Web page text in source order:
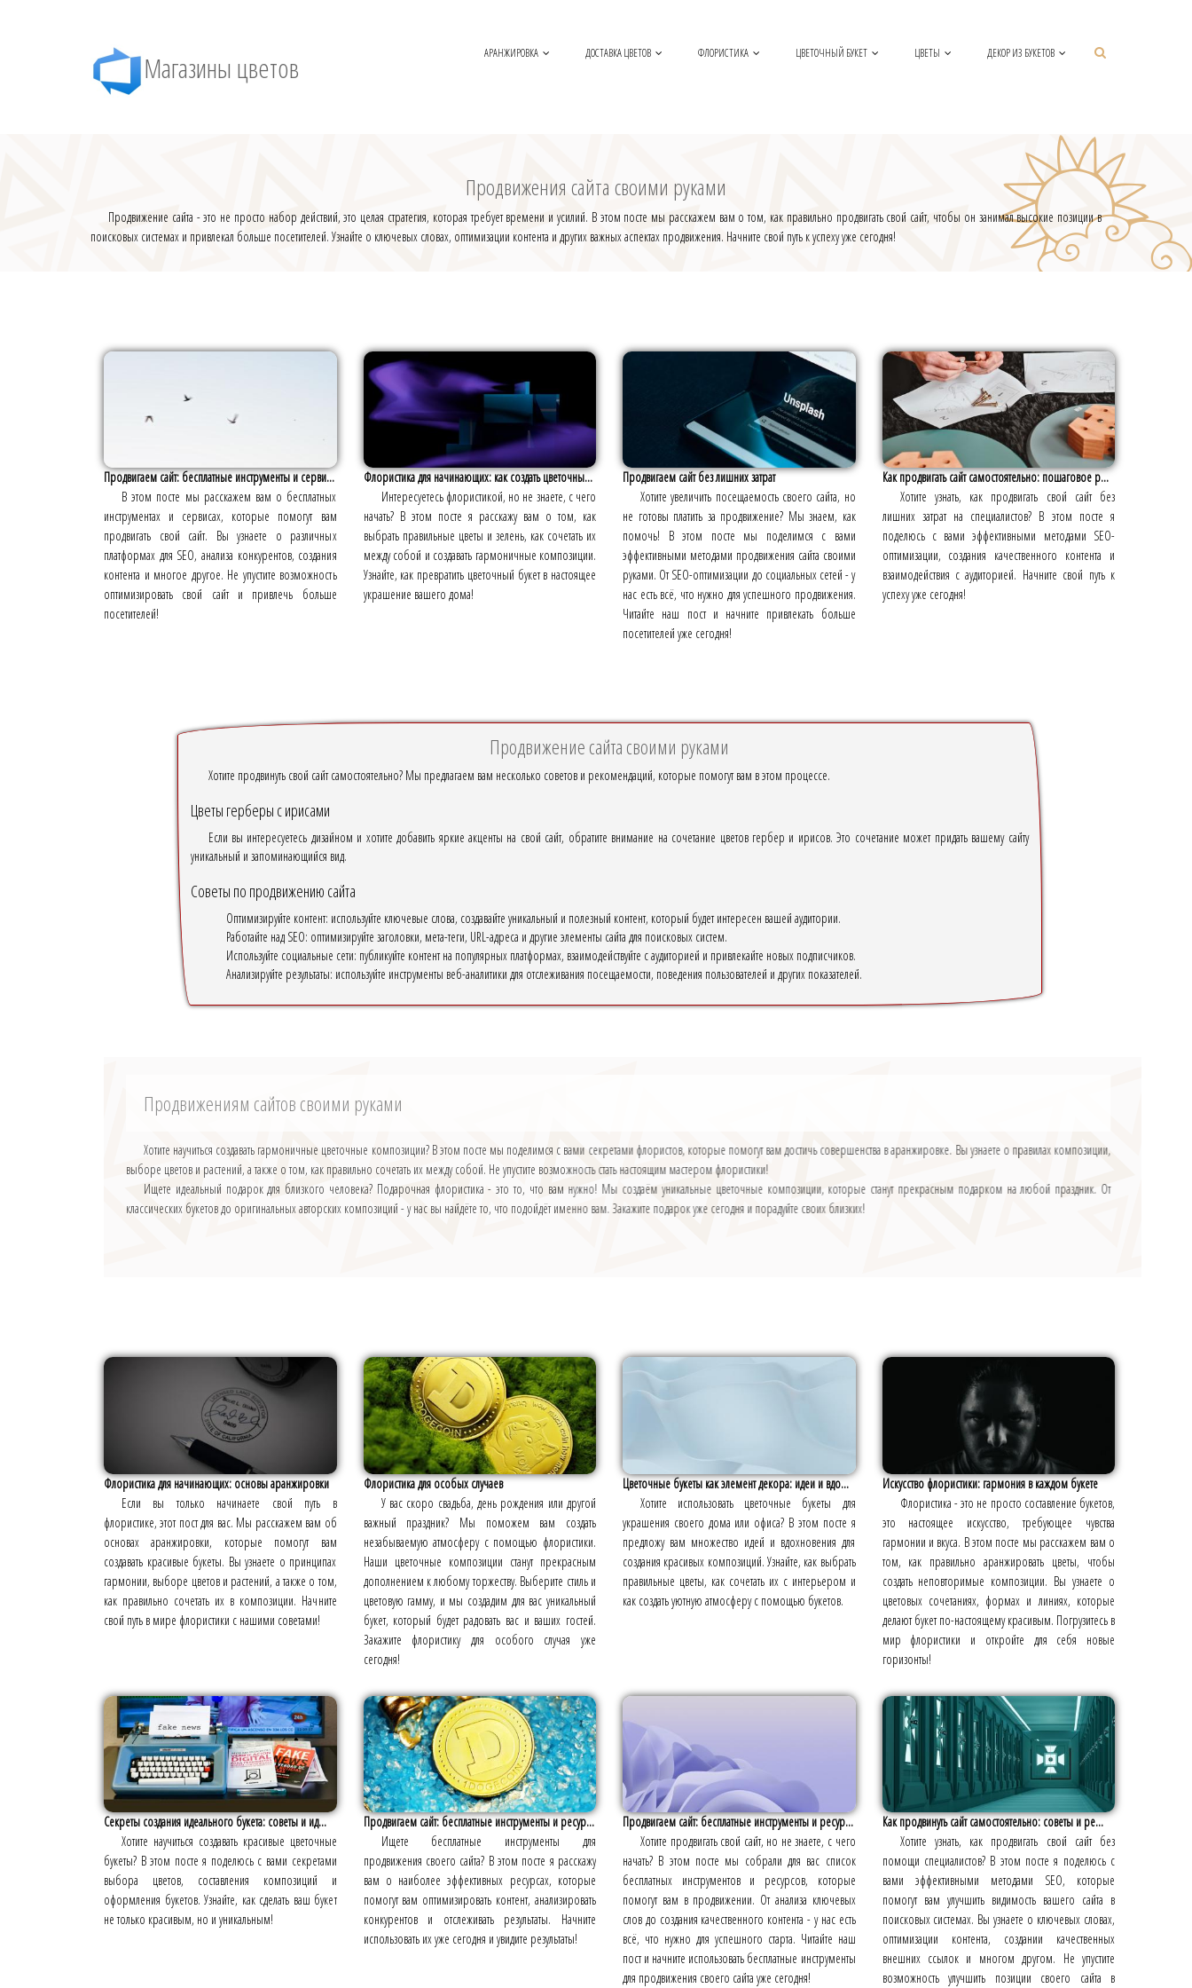
Магазины цветов АРАНЖИРОВКА ДОСТАВКА ЦВЕТОВ ФЛОРИСТИКА ЦВЕТОЧНЫЙ БУКЕТ ЦВЕТЫ ДЕКОР ИЗ БУКЕТОВ
Продвижения сайта своими руками
Продвижение сайта - это не просто набор действий, это целая стратегия, которая требует времени и усилий. В этом посте мы расскажем вам о том, как правильно продвигать свой сайт, чтобы он занимал высокие позиции в
поисковых системах и привлекал больше посетителей. Узнайте о ключевых словах, оптимизации контента и других важных аспектах продвижения. Начните свой путь к успеху уже сегодня!
Продвигаем сайт: бесплатные инструменты и серви...
В этом посте мы расскажем вам о бесплатных
инструментах и сервисах, которые помогут вам
продвигать свой сайт. Вы узнаете о различных
платформах для SEO, анализа конкурентов, создания
контента и многое другое. Не упустите возможность
оптимизировать свой сайт и привлечь больше
посетителей!
Флористика для начинающих: как создать цветочны...
Интересуетесь флористикой, но не знаете, с чего
начать? В этом посте я расскажу вам о том, как
выбрать правильные цветы и зелень, как сочетать их
между собой и создавать гармоничные композиции.
Узнайте, как превратить цветочный букет в настоящее
украшение вашего дома!
Продвигаем сайт без лишних затрат
Хотите увеличить посещаемость своего сайта, но
не готовы платить за продвижение? Мы знаем, как
помочь! В этом посте мы поделимся с вами
эффективными методами продвижения сайта своими
руками. От SEO-оптимизации до социальных сетей - у
нас есть всё, что нужно для успешного продвижения.
Читайте наш пост и начните привлекать больше
посетителей уже сегодня!
Как продвигать сайт самостоятельно: пошаговое р...
Хотите узнать, как продвигать свой сайт без
лишних затрат на специалистов? В этом посте я
поделюсь с вами эффективными методами SEO-
оптимизации, создания качественного контента и
взаимодействия с аудиторией. Начните свой путь к
успеху уже сегодня!
Продвижение сайта своими руками
Хотите продвинуть свой сайт самостоятельно? Мы предлагаем вам несколько советов и рекомендаций, которые помогут вам в этом процессе.
Цветы герберы с ирисами
Если вы интересуетесь дизайном и хотите добавить яркие акценты на свой сайт, обратите внимание на сочетание цветов гербер и ирисов. Это сочетание может придать вашему сайту
уникальный и запоминающийся вид.
Советы по продвижению сайта
Оптимизируйте контент: используйте ключевые слова, создавайте уникальный и полезный контент, который будет интересен вашей аудитории.
Работайте над SEO: оптимизируйте заголовки, мета-теги, URL-адреса и другие элементы сайта для поисковых систем.
Используйте социальные сети: публикуйте контент на популярных платформах, взаимодействуйте с аудиторией и привлекайте новых подписчиков.
Анализируйте результаты: используйте инструменты веб-аналитики для отслеживания посещаемости, поведения пользователей и других показателей.
Продвижениям сайтов своими руками
Хотите научиться создавать гармоничные цветочные композиции? В этом посте мы поделимся с вами секретами флористов, которые помогут вам достичь совершенства в аранжировке. Вы узнаете о правилах композиции,
выборе цветов и растений, а также о том, как правильно сочетать их между собой. Не упустите возможность стать настоящим мастером флористики!
Ищете идеальный подарок для близкого человека? Подарочная флористика - это то, что вам нужно! Мы создаём уникальные цветочные композиции, которые станут прекрасным подарком на любой праздник. От
классических букетов до оригинальных авторских композиций - у нас вы найдёте то, что подойдёт именно вам. Закажите подарок уже сегодня и порадуйте своих близких!
Флористика для начинающих: основы аранжировки
Если вы только начинаете свой путь в
флористике, этот пост для вас. Мы расскажем вам об
основах аранжировки, которые помогут вам
создавать красивые букеты. Вы узнаете о принципах
гармонии, выборе цветов и растений, а также о том,
как правильно сочетать их в композиции. Начните
свой путь в мире флористики с нашими советами!
Флористика для особых случаев
У вас скоро свадьба, день рождения или другой
важный праздник? Мы поможем вам создать
незабываемую атмосферу с помощью флористики.
Наши цветочные композиции станут прекрасным
дополнением к любому торжеству. Выберите стиль и
цветовую гамму, и мы создадим для вас уникальный
букет, который будет радовать вас и ваших гостей.
Закажите флористику для особого случая уже
сегодня!
Цветочные букеты как элемент декора: идеи и вдо...
Хотите использовать цветочные букеты для
украшения своего дома или офиса? В этом посте я
предложу вам множество идей и вдохновения для
создания красивых композиций. Узнайте, как выбрать
правильные цветы, как сочетать их с интерьером и
как создать уютную атмосферу с помощью букетов.
Искусство флористики: гармония в каждом букете
Флористика - это не просто составление букетов,
это настоящее искусство, требующее чувства
гармонии и вкуса. В этом посте мы расскажем вам о
том, как правильно аранжировать цветы, чтобы
создать неповторимые композиции. Вы узнаете о
цветовых сочетаниях, формах и линиях, которые
делают букет по-настоящему красивым. Погрузитесь в
мир флористики и откройте для себя новые
горизонты!
Секреты создания идеального букета: советы и ид...
Хотите научиться создавать красивые цветочные
букеты? В этом посте я поделюсь с вами секретами
выбора цветов, составления композиций и
оформления букетов. Узнайте, как сделать ваш букет
не только красивым, но и уникальным!
Продвигаем сайт: бесплатные инструменты и ресур...
Ищете бесплатные инструменты для
продвижения своего сайта? В этом посте я расскажу
вам о наиболее эффективных ресурсах, которые
помогут вам оптимизировать контент, анализировать
конкурентов и отслеживать результаты. Начните
использовать их уже сегодня и увидите результаты!
Продвигаем сайт: бесплатные инструменты и ресур...
Хотите продвигать свой сайт, но не знаете, с чего
начать? В этом посте мы собрали для вас список
бесплатных инструментов и ресурсов, которые
помогут вам в продвижении. От анализа ключевых
слов до создания качественного контента - у нас есть
всё, что нужно для успешного старта. Читайте наш
пост и начните использовать бесплатные инструменты
для продвижения своего сайта уже сегодня!
Как продвинуть сайт самостоятельно: советы и ре...
Хотите узнать, как продвигать свой сайт без
помощи специалистов? В этом посте я поделюсь с
вами эффективными методами SEO, которые
помогут вам улучшить видимость вашего сайта в
поисковых системах. Вы узнаете о ключевых словах,
оптимизации контента, создании качественных
внешних ссылок и многом другом. Не упустите
возможность улучшить позиции своего сайта в